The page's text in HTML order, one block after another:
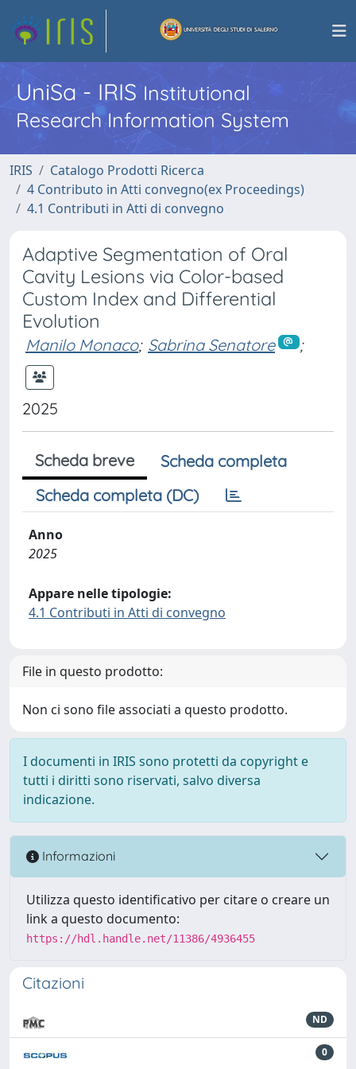
UniSa - IRISInstitutional
Research Information System
IRIS
Catalogo Prodotti Ricerca
4 Contributo in Atti convegno(ex Proceedings)
4.1 Contributi in Atti di convegno
Adaptive Segmentation of Oral
Cavity Lesions via Color-based
Custom Index and Differential
Evolution
Manilo Monaco; Sabrina Senatore ;
2025
Scheda breve
Scheda completa
Scheda completa (DC)
Anno
2025
Appare nelle tipologie:
4.1 Contributi in Atti di convegno
File in questo prodotto:
Non ci sono file associati a questo prodotto.
I documenti in IRIS sono protetti da copyright e
tutti i diritti sono riservati, salvo diversa
indicazione.
Informazioni
Utilizza questo identificativo per citare o creare un
link a questo documento:
https://hdl.handle.net/11386/4936455
Citazioni
ND
0